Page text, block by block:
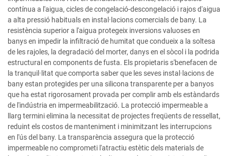
contínua a l'aigua, cicles de congelació-descongelació i rajos d'aigua
a alta pressió habituals en instal·lacions comercials de bany. La
resistència superior a l'aigua protegeix inversions valuoses en
banys en impedir la infiltració de humitat que condueix a la soltesa
de les rajoles, la degradació del morter, danys en el sòcol i la podrida
estructural en components de fusta. Els propietaris s'benefacen de
la tranquil·litat que comporta saber que les seves instal·lacions de
bany estan protegides per una silicona transparente per a banyos
que ha estat rigorosament provada per complir amb els estàndards
de l'indústria en impermeabilització. La protecció impermeable a
llarg termini elimina la necessitat de projectes freqüents de ressellat,
reduint els costos de manteniment i minimitzant les interrupcions
en l'ús del bany. La transparència assegura que la protecció
impermeable no comprometi l'atractiu estètic dels materials de